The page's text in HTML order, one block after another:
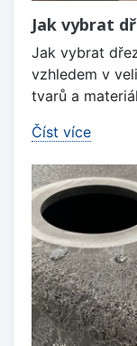
Jak vybrat
Jak vybrat
vzhledem v
tvarů a
Číst více